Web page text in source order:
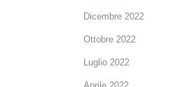
Dicembre 2022
Ottobre 2022
Luglio 2022